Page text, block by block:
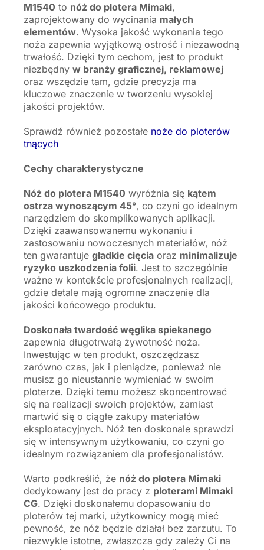
M1540 to nóż do plotera Mimaki,
zaprojektowany do wycinania małych
elementów. Wysoka jakość wykonania tego
noża zapewnia wyjątkową ostrość i niezawodną
trwałość. Dzięki tym cechom, jest to produkt
niezbędny w branży graficznej, reklamowej
oraz wszędzie tam, gdzie precyzja ma
kluczowe znaczenie w tworzeniu wysokiej
jakości projektów.
Sprawdź również pozostałe noże do ploterów
tnących
Cechy charakterystyczne
Nóż do plotera M1540 wyróżnia się kątem
ostrza wynoszącym 45°, co czyni go idealnym
narzędziem do skomplikowanych aplikacji.
Dzięki zaawansowanemu wykonaniu i
zastosowaniu nowoczesnych materiałów, nóż
ten gwarantuje gładkie cięcia oraz minimalizuje
ryzyko uszkodzenia folii. Jest to szczególnie
ważne w kontekście profesjonalnych realizacji,
gdzie detale mają ogromne znaczenie dla
jakości końcowego produktu.
Doskonała twardość węglika spiekanego
zapewnia długotrwałą żywotność noża.
Inwestując w ten produkt, oszczędzasz
zarówno czas, jak i pieniądze, ponieważ nie
musisz go nieustannie wymieniać w swoim
ploterze. Dzięki temu możesz skoncentrować
się na realizacji swoich projektów, zamiast
martwić się o ciągłe zakupy materiałów
eksploatacyjnych. Nóż ten doskonale sprawdzi
się w intensywnym użytkowaniu, co czyni go
idealnym rozwiązaniem dla profesjonalistów.
Warto podkreślić, że nóż do plotera Mimaki
dedykowany jest do pracy z ploterami Mimaki
CG. Dzięki doskonałemu dopasowaniu do
ploterów tej marki, użytkownicy mogą mieć
pewność, że nóż będzie działał bez zarzutu. To
niezwykle istotne, zwłaszcza gdy zależy Ci na